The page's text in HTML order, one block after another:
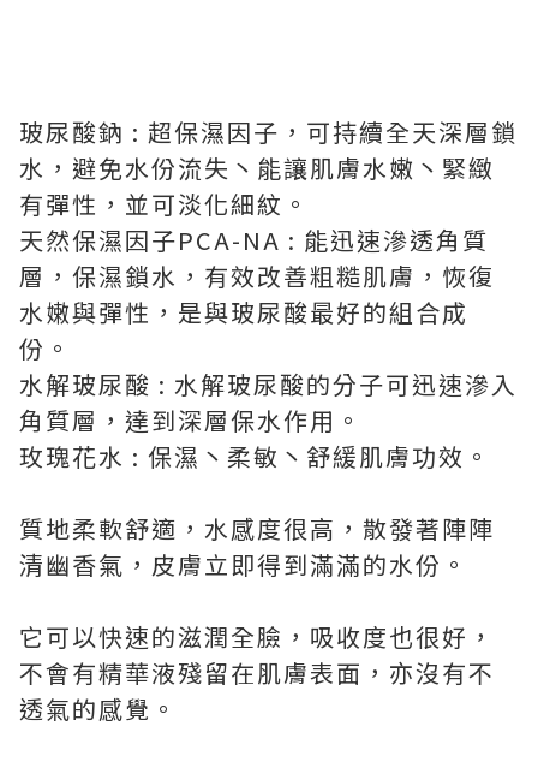
玻尿酸鈉 : 超保濕因子，可持續全天深層鎖
水，避免水份流失丶能讓肌膚水嫩丶緊緻
有彈性，並可淡化細紋。
天然保濕因子PCA-NA : 能迅速滲透角質
層，保濕鎖水，有效改善粗糙肌膚，恢復
水嫩與彈性，是與玻尿酸最好的組合成
份。
水解玻尿酸 : 水解玻尿酸的分子可迅速滲入
角質層，達到深層保水作用。
玫瑰花水 : 保濕丶柔敏丶舒緩肌膚功效。
質地柔軟舒適，水感度很高，散發著陣陣
清幽香氣，皮膚立即得到滿滿的水份。
它可以快速的滋潤全臉，吸收度也很好，
不會有精華液殘留在肌膚表面，亦沒有不
透氣的感覺。